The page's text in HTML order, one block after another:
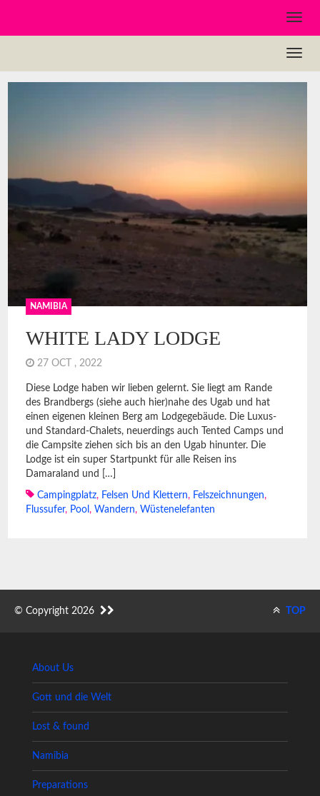
NAMIBIA
WHITE LADY LODGE
27 OCT , 2022
Diese Lodge haben wir lieben gelernt. Sie liegt am Rande
des Brandbergs (siehe auch hier)nahe des Ugab und hat
einen eigenen kleinen Berg am Lodgegebäude. Die Luxus-
und Standard-Chalets, neuerdings auch Tented Camps und
die Campsite ziehen sich bis an den Ugab hinunter. Die
Lodge ist ein super Startpunkt für alle Reisen ins
Damaraland und […]
Campingplatz, Felsen Und Klettern, Felszeichnungen,
Flussufer, Pool , Wandern, Wüstenelefanten
© Copyright 2026 TOP
About Us
Gott und die Welt
Lost & found
Namibia
Preparations